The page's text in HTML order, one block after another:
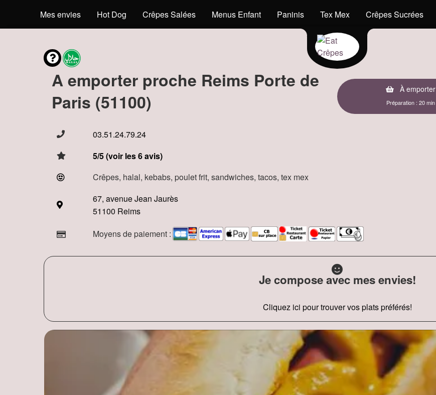
Mes envies Hot Dog Crêpes Salées Menus Enfant Paninis Tex Mex Crêpes Sucrées
A emporter proche Reims Porte de
Paris (51100)
À emporter
Préparation : 20 min
03.51.24.79.24
5/5 (voir les 6 avis)
Crêpes, halal, kebabs, poulet frit, sandwiches, tacos, tex mex
67, avenue Jean Jaurès
51100 Reims
Moyens de paiement :
Je compose avec mes envies!
Cliquez ici pour trouver vos plats préférés!